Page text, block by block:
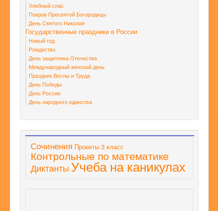
Хлебный спас
Покров Пресвятой Богородицы
День Святого Николая
Государственные праздники в России
Новый год
Рождество
День защитника Отечества
Международный женский день
Праздник Весны и Труда
День Победы
День России
День народного единства
Сочинения Проекты 3 класс
Контрольные по математике
Диктанты Учеба на каникулах